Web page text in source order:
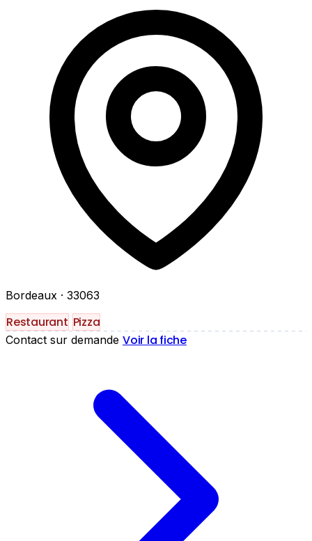
Bordeaux · 33063
Restaurant Pizza
Contact sur demande Voir la fiche